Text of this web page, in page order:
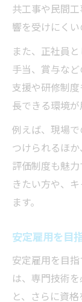
共工事や民間
響を受けにくい
また、正社員
手当、賞与な
支援や研修制
長できる環境が
例えば、現場
つけられるほ
評価制度も魅
きたい方や、
ます。
安定雇用を目
安定雇用を目
は、専門技術
と、さらに資